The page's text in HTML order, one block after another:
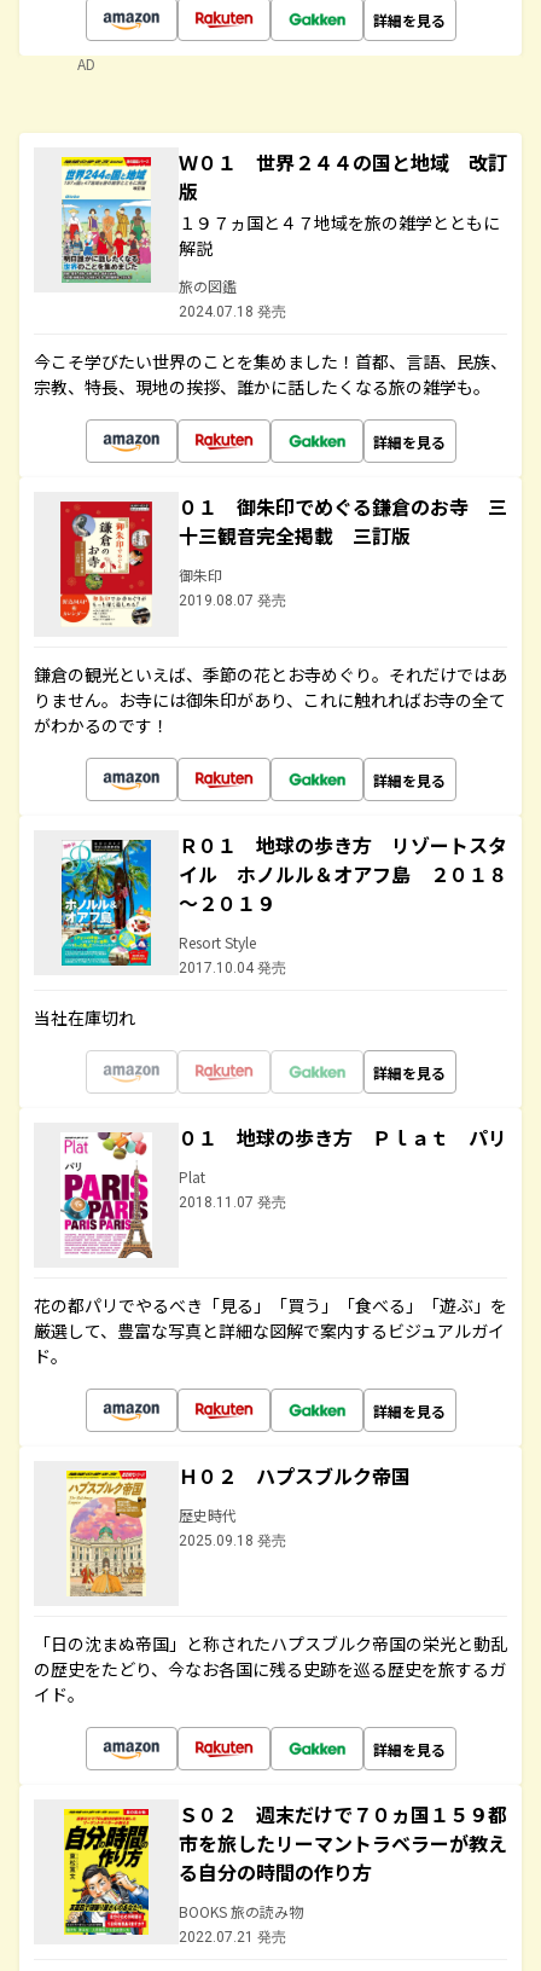
詳細を見る
AD
Ｗ０１ 世界２４４の国と地域 改訂
版
１９７ヵ国と４７地域を旅の雑学とともに
解説
旅の図鑑
2024.07.18 発売
今こそ学びたい世界のことを集めました！首都、言語、民族、
宗教、特長、現地の挨拶、誰かに話したくなる旅の雑学も。
詳細を見る
０１ 御朱印でめぐる鎌倉のお寺 三
十三観音完全掲載 三訂版
御朱印
2019.08.07 発売
鎌倉の観光といえば、季節の花とお寺めぐり。それだけではあ
りません。お寺には御朱印があり、これに触れればお寺の全て
がわかるのです！
詳細を見る
Ｒ０１ 地球の歩き方 リゾートスタ
イル ホノルル＆オアフ島 ２０１８
～２０１９
Resort Style
2017.10.04 発売
当社在庫切れ
詳細を見る
０１ 地球の歩き方 Ｐｌａｔ パリ
Plat
2018.11.07 発売
花の都パリでやるべき「見る」「買う」「食べる」「遊ぶ」を
厳選して、豊富な写真と詳細な図解で案内するビジュアルガイ
ド。
詳細を見る
Ｈ０２ ハプスブルク帝国
歴史時代
2025.09.18 発売
「日の沈まぬ帝国」と称されたハプスブルク帝国の栄光と動乱
の歴史をたどり、今なお各国に残る史跡を巡る歴史を旅するガ
イド。
詳細を見る
Ｓ０２ 週末だけで７０ヵ国１５９都
市を旅したリーマントラベラーが教え
る自分の時間の作り方
BOOKS 旅の読み物
2022.07.21 発売